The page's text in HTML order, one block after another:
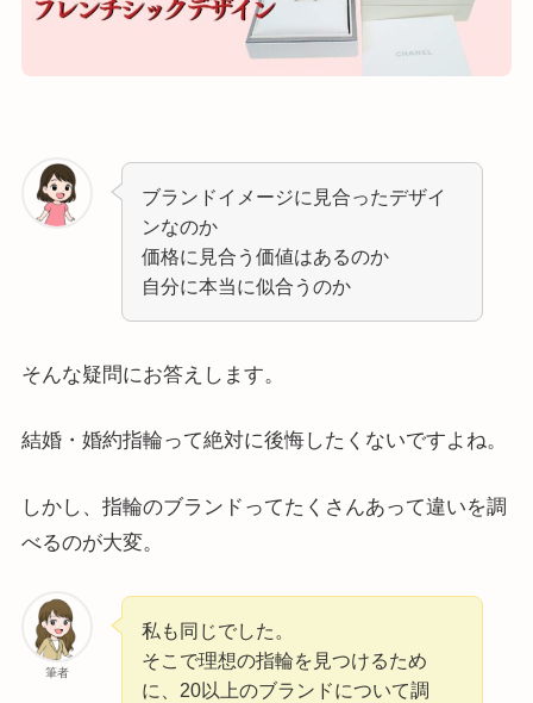
ブランドイメージに見合ったデザイ
ンなのか
価格に見合う価値はあるのか
自分に本当に似合うのか
そんな疑問にお答えします。
結婚・婚約指輪って絶対に後悔したくないですよね。
しかし、指輪のブランドってたくさんあって違いを調
べるのが大変。
筆者
私も同じでした。
そこで理想の指輪を見つけるため
に、20以上のブランドについて調